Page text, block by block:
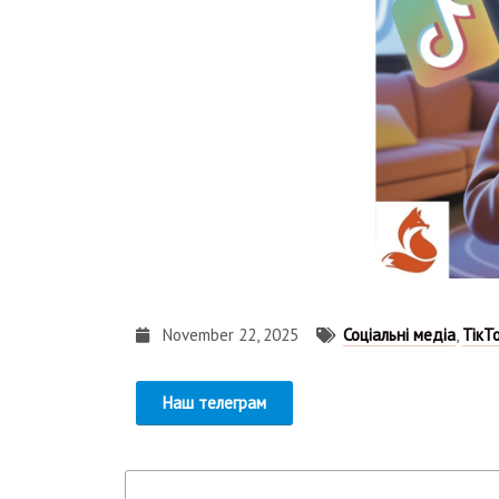
November 22, 2025 Соціальні медіа,
Наш телеграм